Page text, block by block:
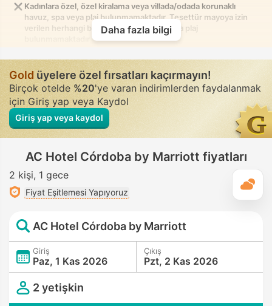
Kadınlara özel, özel kiralama veya villada/odada korunaklı
havuz, spa veya plaj bulunmamaktadır. Tesettür mayoya izin
verilen herhangi bir karışık havuz, spa veya plaj
Daha fazla bilgi
Goldüyelere özel fırsatları kaçırmayın!
Birçok otelde%20'ye varan indirimlerden faydalanmak
için Giriş yap veya Kaydol
Giriş yap veya kaydol
AC Hotel Córdoba by Marriott fiyatları
2 kişi 1 gece
Fiyat Eşitlemesi Yapıyoruz
AC Hotel Córdoba by Marriott
Giriş
Paz, 1 Kas 2026
Çıkış
Pzt, 2 Kas 2026
2 yetişkin